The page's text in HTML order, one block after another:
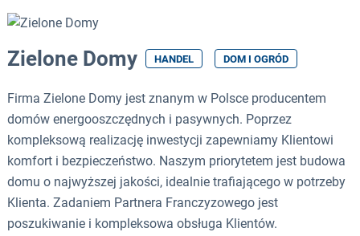
Zielone Domy HANDEL DOM I OGRÓD
Firma Zielone Domy jest znanym w Polsce producentem
domów energooszczędnych i pasywnych. Poprzez
kompleksową realizację inwestycji zapewniamy Klientowi
komfort i bezpieczeństwo. Naszym priorytetem jest budowa
domu o najwyższej jakości, idealnie trafiającego w potrzeby
Klienta. Zadaniem Partnera Franczyzowego jest
poszukiwanie i kompleksowa obsługa Klientów.